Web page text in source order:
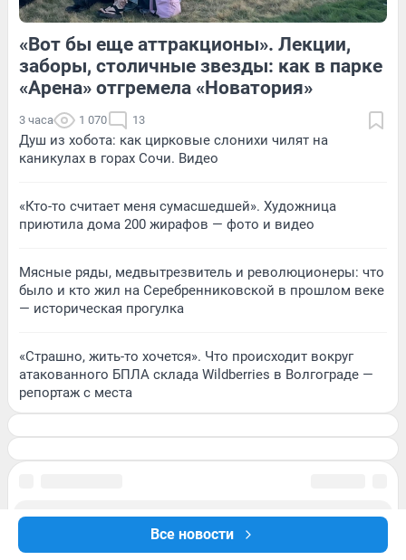
Все новости
44 Обсудить 222 1
«Вот бы еще аттракционы». Лекции,
заборы, столичные звезды: как в парке
«Арена» отгремела «Новатория»
3 часа 1 070 13
Душ из хобота: как цирковые слонихи чилят на
каникулах в горах Сочи. Видео
«Кто-то считает меня сумасшедшей». Художница
приютила дома 200 жирафов — фото и видео
Мясные ряды, медвытрезвитель и революционеры: что
было и кто жил на Серебренниковской в прошлом веке
— историческая прогулка
«Страшно, жить-то хочется». Что происходит вокруг
атакованного БПЛА склада Wildberries в Волгограде —
репортаж с места